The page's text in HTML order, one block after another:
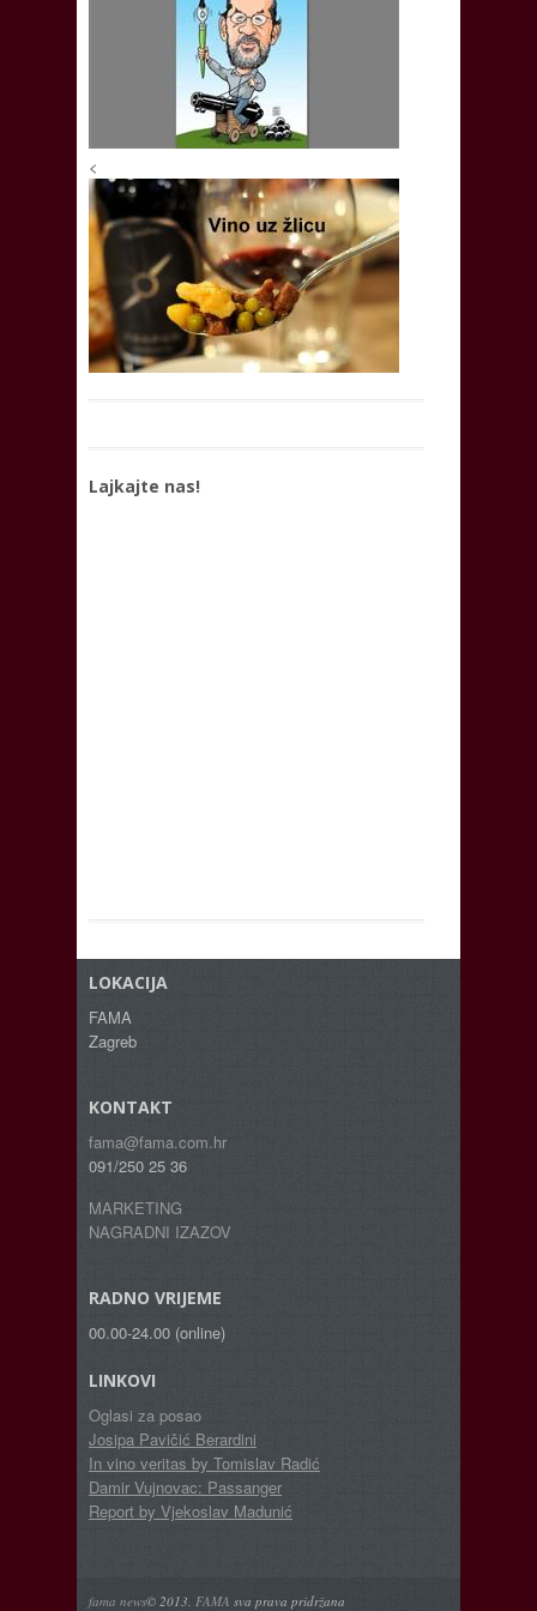
<
Lajkajte nas!
LOKACIJA
FAMA
Zagreb
KONTAKT
fama@fama.com.hr
091/250 25 36
MARKETING
NAGRADNI IZAZOV
RADNO VRIJEME
00.00-24.00 (online)
LINKOVI
Oglasi za posao
Josipa Pavičić Berardini
In vino veritas by Tomislav Radić
Damir Vujnovac: Passanger
Report by Vjekoslav Madunić
fama news© 2013. FAMA sva prava pridržana